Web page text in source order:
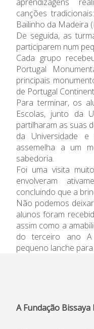
canções
Bailinho da Madeira
De seguida, as
participarem num
Cada grupo
Portugal
principais
de Portugal
Para terminar, os
Escolas, junto da
partilharam as suas
da Universidade
assemelha a um
sabedoria.
Foi uma visita
envolveram
concluindo que a
Não podemos
alunos foram
assim como a
do terceiro ano
pequeno lanche
A Fundação